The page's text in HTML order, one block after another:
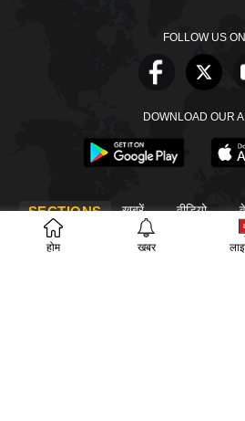
होम खबर
FOLLOW US ON
DOWNLOAD OUR
SECTIONS खबरें वीडियो
ईपेपर गूगल